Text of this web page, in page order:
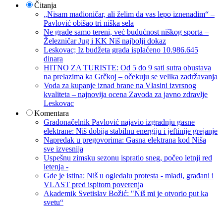
Čitanja
„Nisam mađioničar, ali želim da vas lepo iznenadim“ –
Pavlović obišao tri niška sela
Ne grade samo tereni, već budućnost niškog sporta –
Železničar Jug i KK Niš najbolji dokaz
Leskovac; Iz budžeta grada isplaćeno 10.986.645
dinara
HITNO ZA TURISTE: Od 5 do 9 sati sutra obustava
na prelazima ka Grčkoj – očekuju se velika zadržavanja
Voda za kupanje iznad brane na Vlasini izvrsnog
kvaliteta – najnovija ocena Zavoda za javno zdravlje
Leskovac
Komentara
Gradonačelnik Pavlović najavio izgradnju gasne
elektrane: Niš dobija stabilnu energiju i jeftinije grejanje
Napredak u pregovorima: Gasna elektrana kod Niša
sve izvesnija
Uspešnu zimsku sezonu ispratio sneg, počeo letnji red
letenja -
Gde je istina: Niš u ogledalu protesta - mladi, građani i
VLAST pred ispitom poverenja
Akademik Svetislav Božić: "Niš mi je otvorio put ka
svetu“